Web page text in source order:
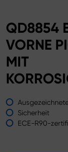
QD8854
VORNE
MIT
Sicherheit
ECE-R90-